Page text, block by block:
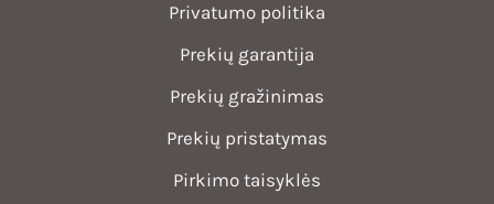
Privatumo politika
Prekių garantija
Prekių gražinimas
Prekių pristatymas
Pirkimo taisyklės